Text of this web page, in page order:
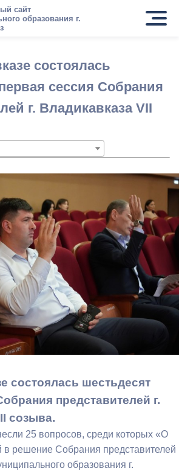
сайт
образования г.
состоялась
сессия Собрания
г. Владикавказа VII
состоялась шестьдесят
представителей г.
созыва.
25 вопросов, среди которых «О
в решение Собрания представителей
образования г.